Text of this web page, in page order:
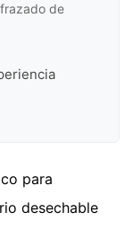
de
para
desechable